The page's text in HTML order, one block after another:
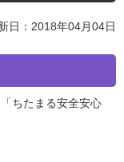
日：2018年04月04日
ちたまる安全安心